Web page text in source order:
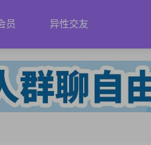
员 异性交友